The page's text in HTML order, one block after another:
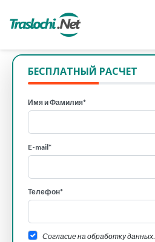
БЕСПЛАТНЫЙ РАСЧЕТ
Имя и Фамилия*
E-mail*
Телефон*
Согласие на обработку данных.